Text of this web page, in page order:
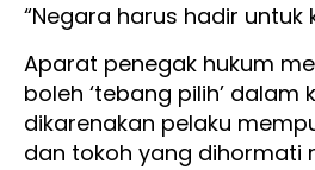
“Negara harus hadir untuk
Aparat penegak hukum
boleh ‘tebang pilih’ dalam
dikarenakan pelaku
dan tokoh yang dihormati